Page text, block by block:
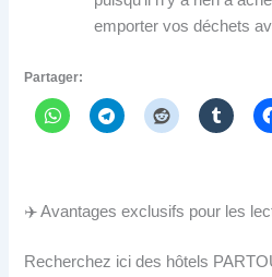
emporter vos déchets
Partager:
✈️ Avantages exclusifs pour les
Recherchez ici des hôtels